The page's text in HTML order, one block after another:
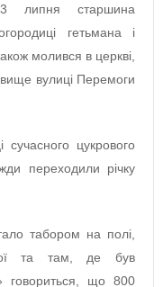
липня старшина
гетьмана і
молився в церкві,
вулиці Перемоги
сучасного цукрового
переходили річку
табором на полі,
та там, де був
говориться, що 800